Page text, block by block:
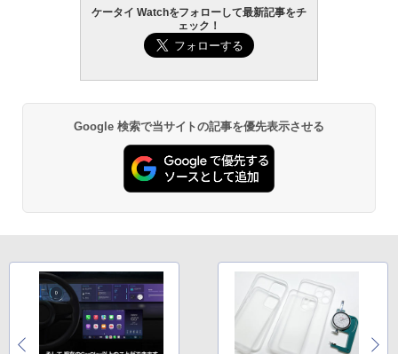
ケータイ Watchをフォローして最新記事をチ
ェック！
Google 検索で当サイトの記事を優先表示させる